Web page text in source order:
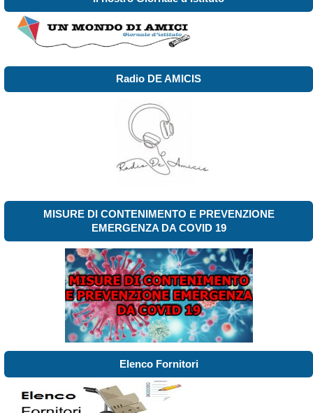
Radio DE AMICIS
MISURE DI CONTENIMENTO E PREVENZIONE
EMERGENZA DA COVID 19
Elenco Fornitori